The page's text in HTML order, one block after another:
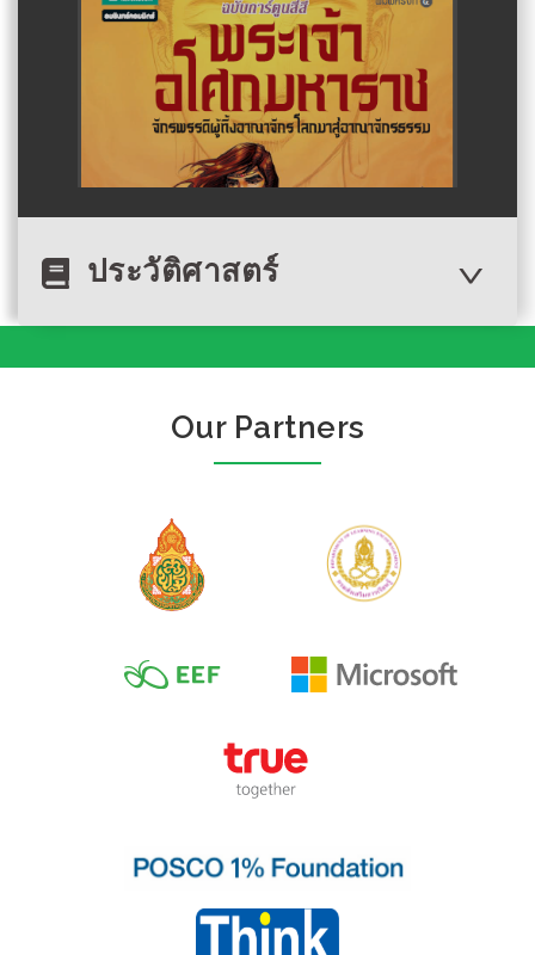
การ์ตูนพุทธศาสนา
เรื่อง พระเจ้าอโศก
มหาราช
Author :โอม รัชเวทย์
การ์ตูนพุทธศาสนา
ศัตรู
ประวัติศาสตร์
การ์ตูนประวัติศาสตร์
ชาติไทย ยุคกรุง
ศรีอยุธยา เล่มที่ 3 ขุ...
Our Partners